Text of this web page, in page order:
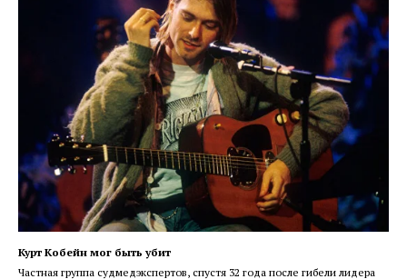
Курт Кобейн мог быть убит
Частная группа судмедэкспертов, спустя 32 года после гибели лидера